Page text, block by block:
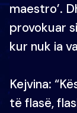
maestro’.
provokuar
kur nuk ia
Kejvina:
të flasë,